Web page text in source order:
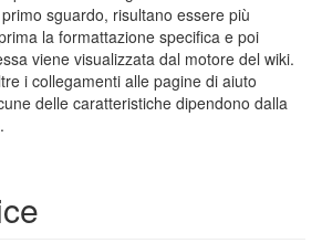
sguardo, risultano essere più
la formattazione specifica e poi
viene visualizzata dal motore del wiki.
i collegamenti alle pagine di aiuto
delle caratteristiche dipendono dalla